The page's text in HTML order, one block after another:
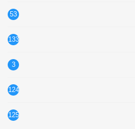
53
133
3
124
125